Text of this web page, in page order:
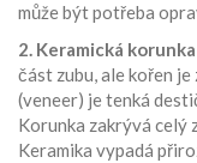
může být potřeba
2. Keramická
část zubu, ale kořen
(veneer) je tenká
Korunka zakrývá celý
Keramika vypadá